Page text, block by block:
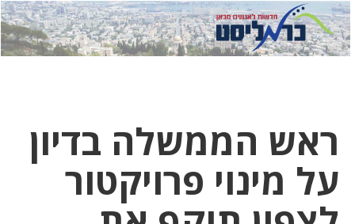
לחץ
כאן
לחץ
כדי
ראש הממשלה בדיון
על מינוי פרויקטור